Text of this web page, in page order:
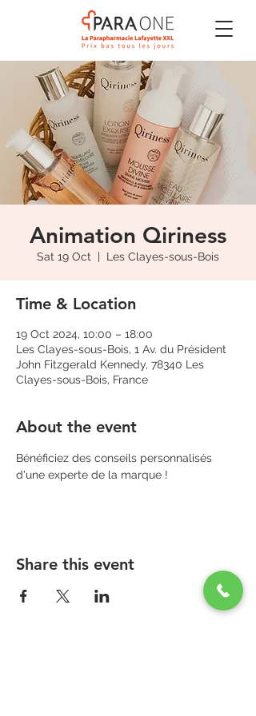
Animation Qiriness
Sat 19 Oct
  |
Les Clayes-sous-Bois
Time & Location
19 Oct 2024, 10:00 – 18:00
Les Clayes-sous-Bois, 1 Av. du Président
John Fitzgerald Kennedy, 78340 Les
Clayes-sous-Bois, France
About the event
Bénéficiez des conseils personnalisés
d'une experte de la marque !
Share this event